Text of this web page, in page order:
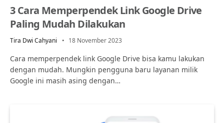
3 Cara Memperpendek Link Google Drive
Paling Mudah Dilakukan
Tira Dwi Cahyani 18 November 2023
Cara memperpendek link Google Drive bisa kamu lakukan
dengan mudah. Mungkin pengguna baru layanan milik
Google ini masih asing dengan…